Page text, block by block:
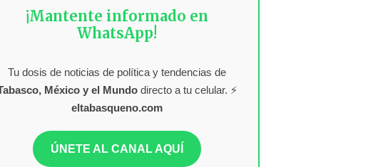
¡Mantente informado en
WhatsApp!
Tu dosis de noticias de política y tendencias de
México y el Mundodirecto a tu celular. ⚡
eltabasqueno.com
ÚNETE AL CANAL AQUÍ